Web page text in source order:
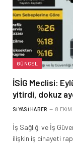
GÜNCEL
İSİG Meclisi:
yitirdi, dokuz
SIYASI HABER 8
İş Sağlığı ve İş
ilişkin iş cinayeti